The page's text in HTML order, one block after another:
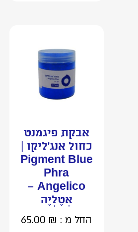
אבקת פיגמנט
כחול אנג’ליקו |
Pigment Blue
Phra
Angelico –
אָטֶלְיֶה
החל מ : 65.00₪